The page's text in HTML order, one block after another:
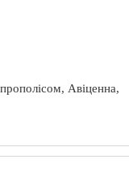
Авіценна,